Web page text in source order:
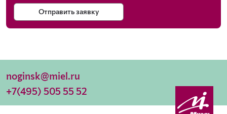
Отправить заявку
noginsk@miel.ru
+7(495) 505 55 52